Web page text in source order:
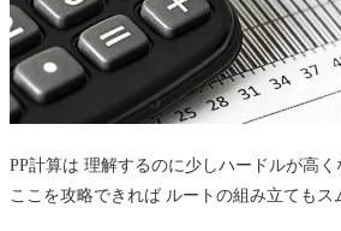
PP計算は 理解するのに少しハードルが高く
ここを攻略できれば ルートの組み立てもス